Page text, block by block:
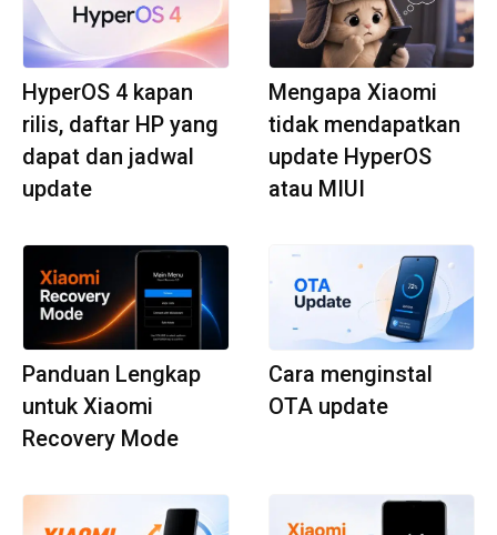
HyperOS 4 kapan
rilis, daftar HP yang
dapat dan jadwal
update
Mengapa Xiaomi
tidak mendapatkan
update HyperOS
atau MIUI
Panduan Lengkap
untuk Xiaomi
Recovery Mode
Cara menginstal
OTA update